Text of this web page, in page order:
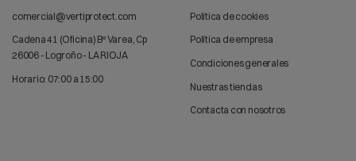
comercial@vertiprotect.com
Cadena 41 (Oficina) Bº Varea, Cp
26006 - Logroño - LA RIOJA
Horario: 07:00 a 15:00
Política de cookies
Política de empresa
Condiciones generales
Nuestras tiendas
Contacta con nosotros